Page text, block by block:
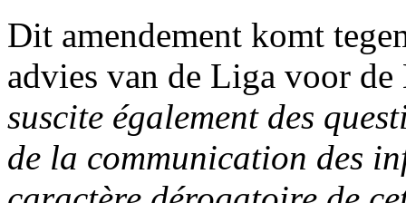
Dit amendement komt
advies van de Liga voor
suscite également des
de la communication des